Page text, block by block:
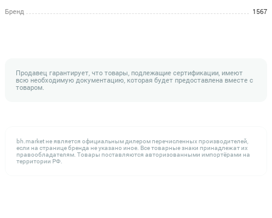
Бренд 1567
Продавец гарантирует, что товары, подлежащие сертификации, имеют
всю необходимую документацию, которая будет предоставлена вместе с
товаром.
bh.market не является официальным дилером перечисленных производителей,
если на странице бренда не указано иное. Все товарные знаки принадлежат их
правообладателям. Товары поставляются авторизованными импортёрами на
территории РФ.